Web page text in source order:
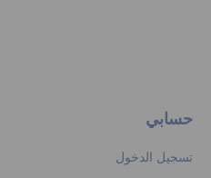
حسابي
تسجيل الدخول